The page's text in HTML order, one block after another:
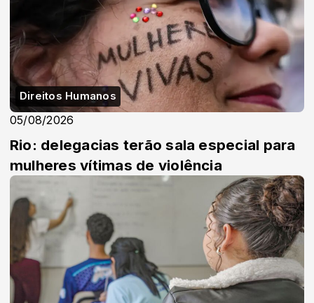
Direitos Humanos
05/08/2026
Rio: delegacias terão sala especial para
mulheres vítimas de violência